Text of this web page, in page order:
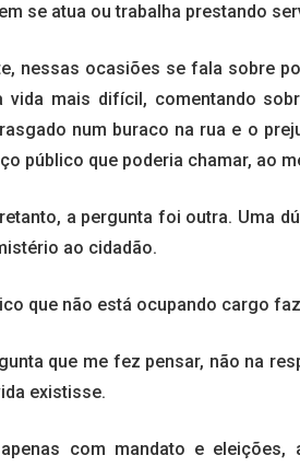
se atua ou trabalha prestando
nessas ocasiões se fala sobre
vida mais difícil, comentando
num buraco na rua e o
público que poderia chamar, ao
a pergunta foi outra. Uma
ao cidadão.
que não está ocupando cargo
que me fez pensar, não na
existisse.
apenas com mandato e